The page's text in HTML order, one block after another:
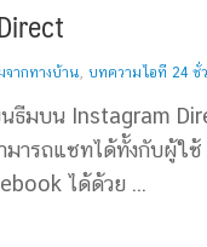
จากทางบ้าน, บทความไอที 24 ชั่
นธีมบน Instagram
มารถแชทได้ทั้งกับผู้ใ
ได้ด้วย ...